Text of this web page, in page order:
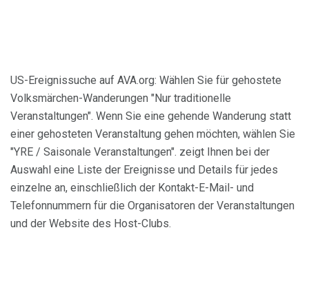
US-Ereignissuche auf AVA.org: Wählen Sie für gehostete
Volksmärchen-Wanderungen "Nur traditionelle
Veranstaltungen". Wenn Sie eine gehende Wanderung statt
einer gehosteten Veranstaltung gehen möchten, wählen Sie
"YRE / Saisonale Veranstaltungen". zeigt Ihnen bei der
Auswahl eine Liste der Ereignisse und Details für jedes
einzelne an, einschließlich der Kontakt-E-Mail- und
Telefonnummern für die Organisatoren der Veranstaltungen
und der Website des Host-Clubs.